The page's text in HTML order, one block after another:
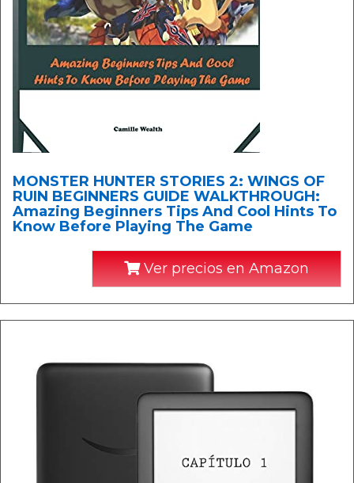
MONSTER HUNTER STORIES 2: WINGS OF
RUIN BEGINNERS GUIDE WALKTHROUGH:
Amazing Beginners Tips And Cool Hints To
Know Before Playing The Game
Ver precios en Amazon